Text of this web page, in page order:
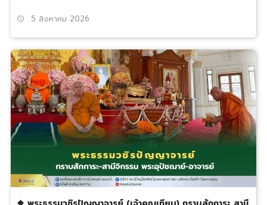
schedule 5 สิงหาคม 2026